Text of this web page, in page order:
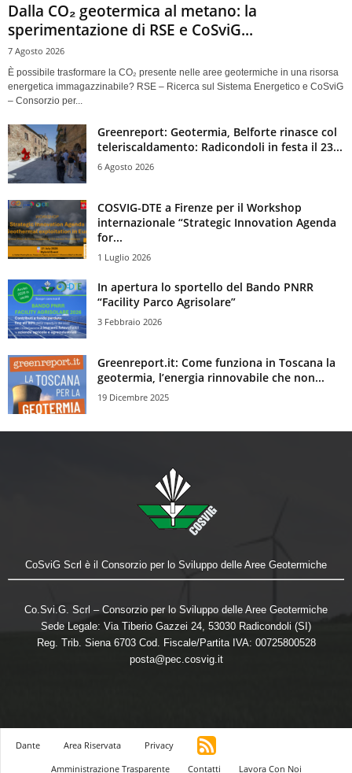
Dalla CO₂ geotermica al metano: la
sperimentazione di RSE e CoSviG...
7 Agosto 2026
È possibile trasformare la CO₂ presente nelle aree geotermiche in una risorsa
energetica immagazzinabile? RSE – Ricerca sul Sistema Energetico e CoSviG
– Consorzio per...
Greenreport: Geotermia, Belforte rinasce col
teleriscaldamento: Radicondoli in festa il 23...
6 Agosto 2026
COSVIG-DTE a Firenze per il Workshop
internazionale “Strategic Innovation Agenda
for...
1 Luglio 2026
In apertura lo sportello del Bando PNRR
“Facility Parco Agrisolare”
3 Febbraio 2026
Greenreport.it: Come funziona in Toscana la
geotermia, l’energia rinnovabile che non...
19 Dicembre 2025
CoSviG Scrl è il Consorzio per lo Sviluppo delle Aree Geotermiche
Co.Svi.G. Scrl – Consorzio per lo Sviluppo delle Aree Geotermiche
Sede Legale: Via Tiberio Gazzei 24, 53030 Radicondoli (SI)
Reg. Trib. Siena 6703 Cod. Fiscale/Partita IVA: 00725800528
posta@pec.cosvig.it
Dante Area Riservata
Privacy
Amministrazione Trasparente
Contatti Lavora Con Noi